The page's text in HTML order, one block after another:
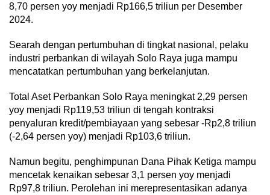
8,70 persen yoy menjadi Rp166,5 triliun per Desember
2024.
Searah dengan pertumbuhan di tingkat nasional, pelaku
industri perbankan di wilayah Solo Raya juga mampu
mencatatkan pertumbuhan yang berkelanjutan.
Total Aset Perbankan Solo Raya meningkat 2,29 persen
yoy menjadi Rp119,53 triliun di tengah kontraksi
penyaluran kredit/pembiayaan yang sebesar -Rp2,8 triliun
(-2,64 persen yoy) menjadi Rp103,6 triliun.
Namun begitu, penghimpunan Dana Pihak Ketiga mampu
mencetak kenaikan sebesar 3,1 persen yoy menjadi
Rp97,8 triliun. Perolehan ini merepresentasikan adanya